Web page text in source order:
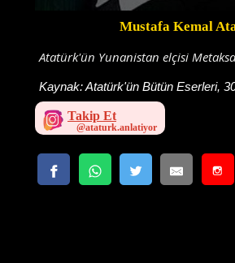
Mustafa Kemal
Atatürk'ün Yunanistan elçisi
Kaynak:Atatürk'ün Bütün Eserleri,
Takip Et